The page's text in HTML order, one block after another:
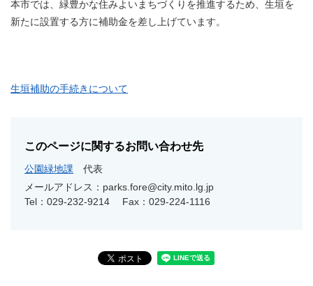
本市では、緑豊かな住みよいまちづくりを推進するため、生垣を
新たに設置する方に補助金を差し上げています。
生垣補助の手続きについて
このページに関するお問い合わせ先
公園緑地課
代表
メールアドレス：parks.fore@city.mito.lg.jp
Tel：029-232-9214
Fax：029-224-1116